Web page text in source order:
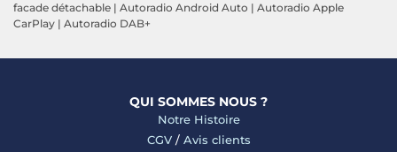
facade détachable | Autoradio Android Auto | Autoradio Apple
CarPlay | Autoradio DAB+
QUI SOMMES NOUS ?
Notre Histoire
CGV/ Avis clients